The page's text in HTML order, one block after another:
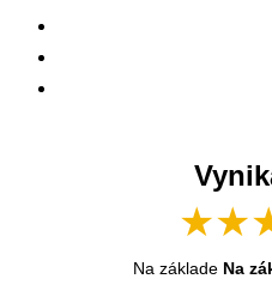
★★
Na základe Na